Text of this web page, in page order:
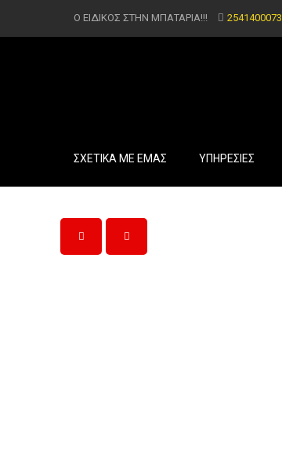
Ο ΕΙΔΙΚΟΣ ΣΤΗΝ ΜΠΑΤΑΡΙΑ!!! 2541400073
ΣΧΕΤΙΚΑ ΜΕ ΕΜΑΣ ΥΠΗΡΕΣΙΕΣ